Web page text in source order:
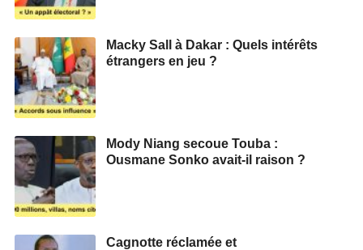
Macky Sall à Dakar : Quels intérêts
étrangers en jeu ?
Mody Niang secoue Touba :
Ousmane Sonko avait-il raison ?
Cagnotte réclamée et